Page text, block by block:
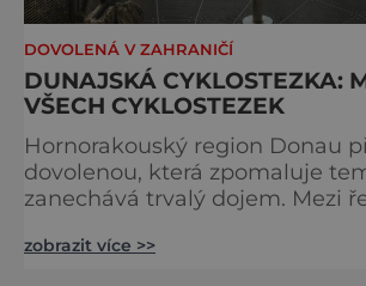
DOVOLENÁ V ZAHRANIČÍ
DUNAJSKÁ CYKLOSTEZKA:
VŠECH CYKLOSTEZEK
Hornorakouský region Donau
dovolenou, která zpomaluje
zanechává trvalý dojem. Mezi
propojují pohyb, příroda,
zobrazit více >>